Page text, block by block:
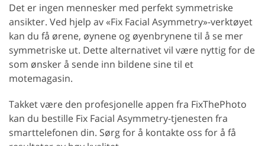
Det er ingen mennesker med perfekt symmetriske
ansikter. Ved hjelp av «Fix Facial Asymmetry»-verktøyet
kan du få ørene, øynene og øyenbrynene til å se mer
symmetriske ut. Dette alternativet vil være nyttig for de
som ønsker å sende inn bildene sine til et
motemagasin.
Takket være den profesjonelle appen fra FixThePhoto
kan du bestille Fix Facial Asymmetry-tjenesten fra
smarttelefonen din. Sørg for å kontakte oss for å få